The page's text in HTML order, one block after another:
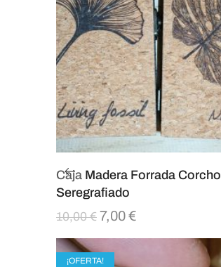
Caja Madera Forrada Corcho
Seregrafiado
10,00€ 7,00€
¡OFERTA!